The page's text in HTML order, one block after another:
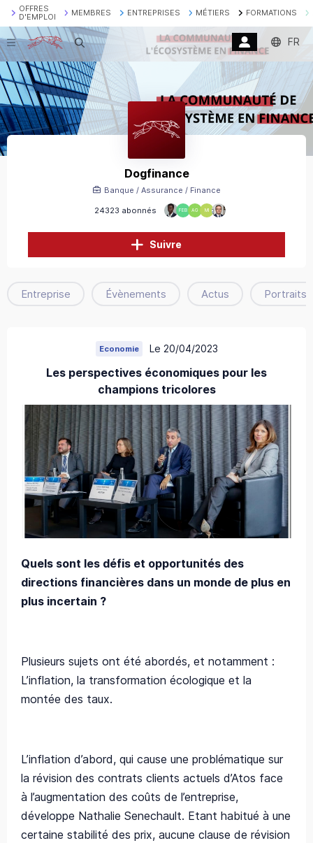
OFFRES
D'EMPLOI
MEMBRES ENTREPRISES MÉTIERS FORMATIONS
Recherche FR
Dogfinance
24323 abonnés FEB AG MI
Banque / Assurance / Finance
Suivre
Entreprise Évènements Actus Portraits
Economie Le 20/04/2023
Les perspectives économiques pour les
champions tricolores
Quels sont les défis et opportunités des
directions financières dans un monde de plus en
plus incertain ?
Plusieurs sujets ont été abordés, et notamment :
L’inflation, la transformation écologique et la
montée des taux.
L’inflation d’abord, qui cause une problématique sur
la révision des contrats clients actuels d’Atos face
à l’augmentation des coûts de l’entreprise,
développe Nathalie Senechault. Etant habitué à une
certaine stabilité des prix, aucune clause de révision